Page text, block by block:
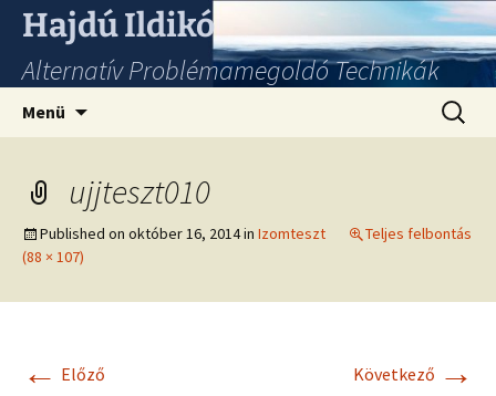
Hajdú Ildikó
Alternatív Problémamegoldó Technikák
Menü
ujjteszt010
Published on október 16, 2014in Izomteszt
Teljes felbontás
(88 × 107)
← Előző Következő →